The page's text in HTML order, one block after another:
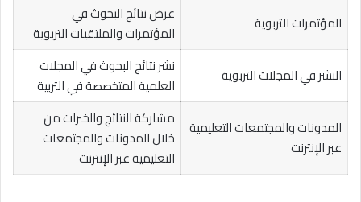
المؤتمرات التربوية
عرض نتائج البحوث في
المؤتمرات والملتقيات التربوية
النشر في المجلات التربوية
نشر نتائج البحوث في المجلات
العلمية المتخصصة في التربية
المدونات والمجتمعات التعليمية
عبر الإنترنت
مشاركة النتائج والخبرات من
خلال المدونات والمجتمعات
التعليمية عبر الإنترنت